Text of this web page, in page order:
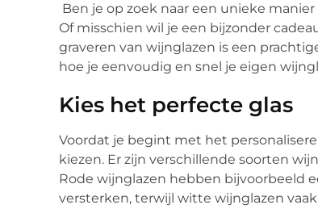
Ben je op zoek naar een unieke
Of misschien wil je een bijzonder
graveren van wijnglazen is een
hoe je eenvoudig en snel je eigen
Kies het perfecte glas
Voordat je begint met het
kiezen. Er zijn verschillende soorten
Rode wijnglazen hebben bijvoorbeeld
versterken, terwijl witte wijnglazen